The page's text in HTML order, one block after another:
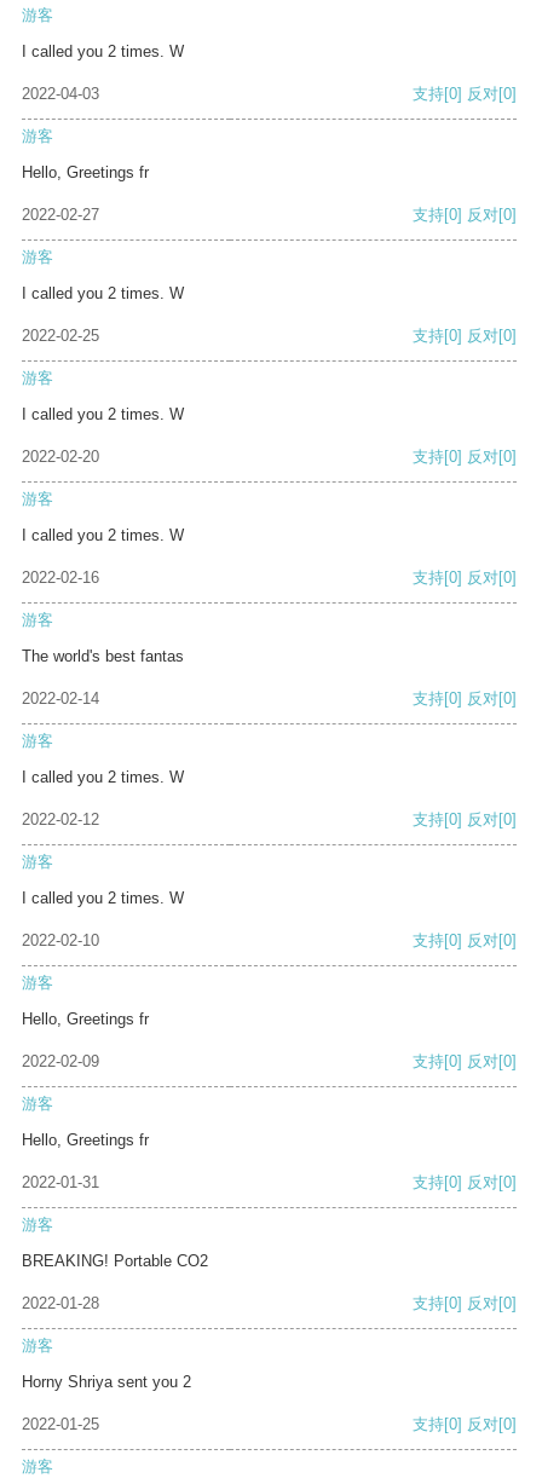
游客
I called you 2 times. W
2022-04-03 支持[0] 反对[0]
游客
Hello, Greetings fr
2022-02-27 支持[0] 反对[0]
游客
I called you 2 times. W
2022-02-25 支持[0] 反对[0]
游客
I called you 2 times. W
2022-02-20 支持[0] 反对[0]
游客
I called you 2 times. W
2022-02-16 支持[0] 反对[0]
游客
The world's best fantas
2022-02-14 支持[0] 反对[0]
游客
I called you 2 times. W
2022-02-12 支持[0] 反对[0]
游客
I called you 2 times. W
2022-02-10 支持[0] 反对[0]
游客
Hello, Greetings fr
2022-02-09 支持[0] 反对[0]
游客
Hello, Greetings fr
2022-01-31 支持[0] 反对[0]
游客
BREAKING! Portable CO2
2022-01-28 支持[0] 反对[0]
游客
Horny Shriya sent you 2
2022-01-25 支持[0] 反对[0]
游客